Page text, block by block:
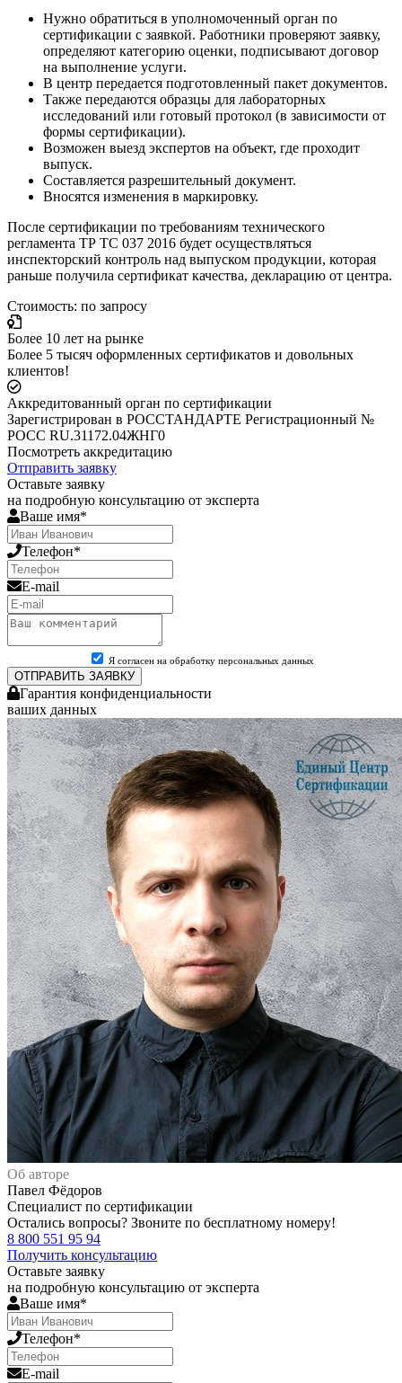
Нужно обратиться в уполномоченный орган по
сертификации с заявкой. Работники проверяют заявку,
определяют категорию оценки, подписывают договор
на выполнение услуги.
В центр передается подготовленный пакет документов.
Также передаются образцы для лабораторных
исследований или готовый протокол (в зависимости от
формы сертификации).
Возможен выезд экспертов на объект, где проходит
выпуск.
Составляется разрешительный документ.
Вносятся изменения в маркировку.
После сертификации по требованиям технического
регламента ТР ТС 037 2016 будет осуществляться
инспекторский контроль над выпуском продукции, которая
раньше получила сертификат качества, декларацию от центра.
Стоимость: по запросу
Более 10 лет на рынке
Более 5 тысяч оформленных сертификатов и довольных
клиентов!
Аккредитованный орган по сертификации
Зарегистрирован в РОССТАНДАРТЕ Регистрационный №
РОСС RU.31172.04ЖНГ0
Посмотреть аккредитацию
Отправить заявку
Оставьте заявку
на подробную консультацию от эксперта
Ваше имя*
Телефон*
E-mail
Я согласен на обработку персональных данных
ОТПРАВИТЬ ЗАЯВКУ
Гарантия конфиденциальности
ваших данных
Об авторе
Павел Фёдоров
Специалист по сертификации
Остались вопросы? Звоните по бесплатному номеру!
8 800 551 95 94
Получить консультацию
Оставьте заявку
на подробную консультацию от эксперта
Ваше имя*
Телефон*
E-mail